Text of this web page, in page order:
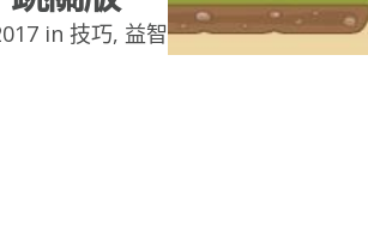
in 技巧, 益智